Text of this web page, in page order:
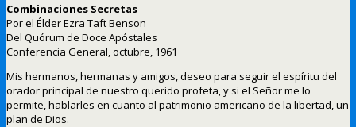
Combinaciones Secretas
Por el Élder Ezra Taft Benson
Del Quórum de Doce Apóstales
Conferencia General, octubre, 1961
Mis hermanos, hermanas y amigos, deseo para seguir el espíritu del
orador principal de nuestro querido profeta, y si el Señor me lo
permite, hablarles en cuanto al patrimonio americano de la libertad, un
plan de Dios.